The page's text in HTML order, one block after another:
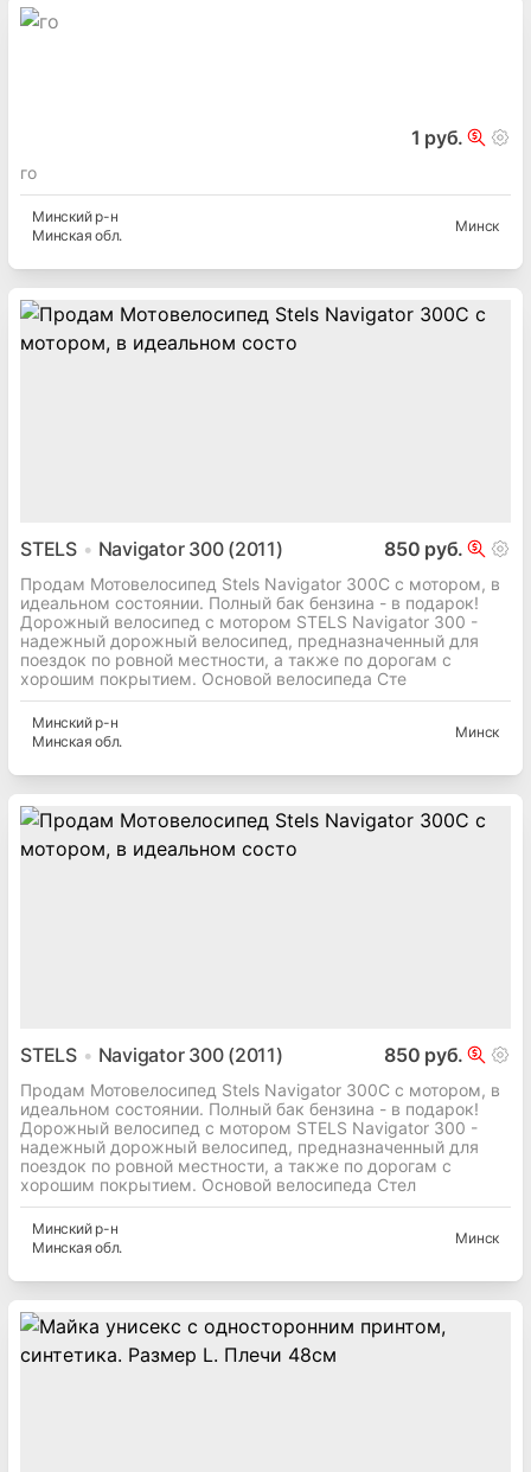
1 руб.
го
Минскийр-н
Минская обл.
Минск
STELS Navigator 300 (2011) 850 руб.
Продам Мотовелосипед Stels Navigator 300С с мотором, в
идеальном состоянии. Полный бак бензина - в подарок!
Дорожный велосипед с мотором STELS Navigator 300 -
надежный дорожный велосипед, предназначенный для
поездок по ровной местности, а также по дорогам с
хорошим покрытием. Основой велосипеда Сте
Минскийр-н
Минская обл.
Минск
STELS Navigator 300 (2011) 850 руб.
Продам Мотовелосипед Stels Navigator 300С с мотором, в
идеальном состоянии. Полный бак бензина - в подарок!
Дорожный велосипед с мотором STELS Navigator 300 -
надежный дорожный велосипед, предназначенный для
поездок по ровной местности, а также по дорогам с
хорошим покрытием. Основой велосипеда Стел
Минскийр-н
Минская обл.
Минск